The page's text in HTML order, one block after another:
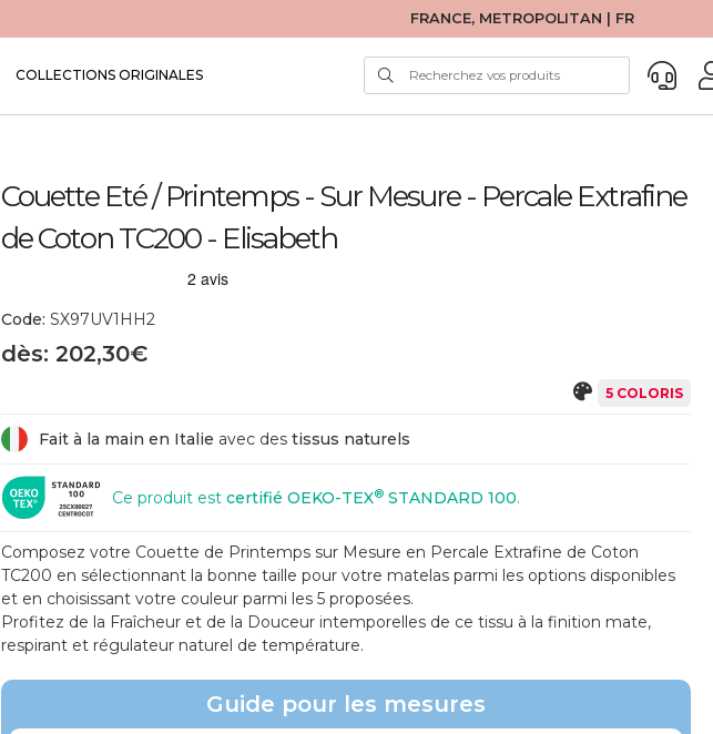
FRANCE, METROPOLITAN | FR
COLLECTIONS ORIGINALES
Couette Eté / Printemps - Sur Mesure - Percale Extrafine
de Coton TC200 - Elisabeth
Code: SX97UV1HH2
dès: 202,30€
5 COLORIS
Fait à la main en Italie avec des tissus naturels
Ce produit est certifié OEKO-TEX® STANDARD 100.
Composez votre Couette de Printemps sur Mesure en Percale Extrafine de Coton
TC200 en sélectionnant la bonne taille pour votre matelas parmi les options disponibles
et en choisissant votre couleur parmi les 5 proposées.
Profitez de la Fraîcheur et de la Douceur intemporelles de ce tissu à la finition mate,
respirant et régulateur naturel de température.
Guide pour les mesures